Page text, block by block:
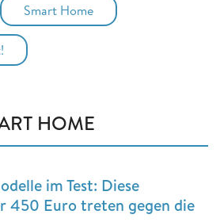
Smart Home
HOME
im Test: Diese
450 Euro treten gegen die